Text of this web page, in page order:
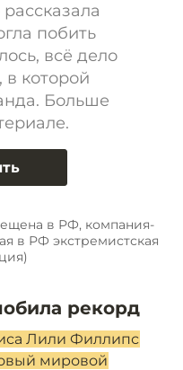
побить
всё дело
в которой
Больше
в РФ, компания-
в РФ экстремистская
рекорд
Лили Филлипс
мировой